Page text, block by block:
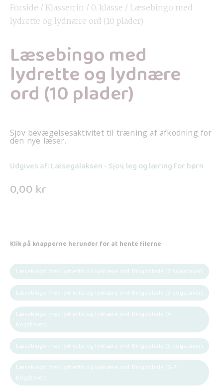
Forside / Klassetrin / 0. klasse / Læsebingo med
lydrette og lydnære ord (10 plader)
Læsebingo med
lydrette og lydnære
ord (10 plader)
Sjov bevægelsesaktivitet til træning af afkodning for
den nye læser.
Udgives af: Læsegalaksen - Sjov, leg og læring for børn
0,00 kr
Klik på knapperne herunder for at hente filerne
Læsebingo med lydrette og lydnære ord: Bingoplade (2 bogstaver)
Læsebingo med lydrette og lydnære ord: Bingoplade (3 bogstaver)
Læsebingo med lydrette og lydnære ord: Bingoplade (4
bogstaver)
Læsebingo med lydrette og lydnære ord: Bingoplade (5 bogstaver)
Læsebingo med lydrette og lydnære ord: Bingoplade (6-7
bogstaver)